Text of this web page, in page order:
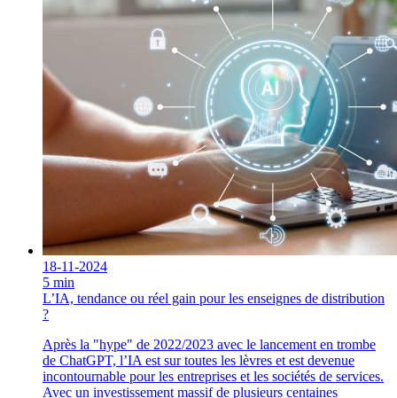
18-11-2024
5 min
L’IA, tendance ou réel gain pour les enseignes de distribution
?
Après la "hype" de 2022/2023 avec le lancement en trombe
de ChatGPT, l’IA est sur toutes les lèvres et est devenue
incontournable pour les entreprises et les sociétés de services.
Avec un investissement massif de plusieurs centaines